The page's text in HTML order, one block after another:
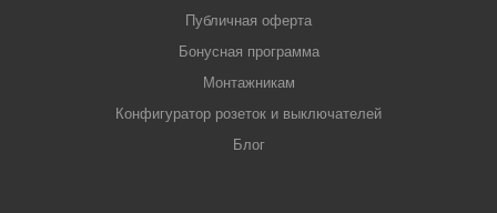
Публичная оферта
Бонусная программа
Монтажникам
Конфигуратор розеток и выключателей
Блог